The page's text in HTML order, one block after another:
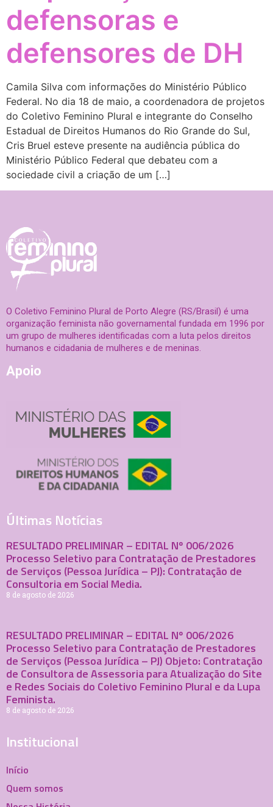
defensoras e
defensores de DH
Camila Silva com informações do Ministério Público
Federal. No dia 18 de maio, a coordenadora de projetos
do Coletivo Feminino Plural e integrante do Conselho
Estadual de Direitos Humanos do Rio Grande do Sul,
Cris Bruel esteve presente na audiência pública do
Ministério Público Federal que debateu com a
sociedade civil a criação de um […]
O Coletivo Feminino Plural de Porto Alegre (RS/Brasil) é uma
organização feminista não governamental fundada em 1996 por
um grupo de mulheres identificadas com a luta pelos direitos
humanos e cidadania de mulheres e de meninas.
Apoio
Últimas Notícias
RESULTADO PRELIMINAR – EDITAL Nº 006/2026
Processo Seletivo para Contratação de Prestadores
de Serviços (Pessoa Jurídica – PJ): Contratação de
Consultoria em Social Media.
8 de agosto de 2026
RESULTADO PRELIMINAR – EDITAL Nº 006/2026
Processo Seletivo para Contratação de Prestadores
de Serviços (Pessoa Jurídica – PJ) Objeto: Contratação
de Consultora de Assessoria para Atualização do Site
e Redes Sociais do Coletivo Feminino Plural e da Lupa
Feminista.
8 de agosto de 2026
Institucional
Início
Quem somos